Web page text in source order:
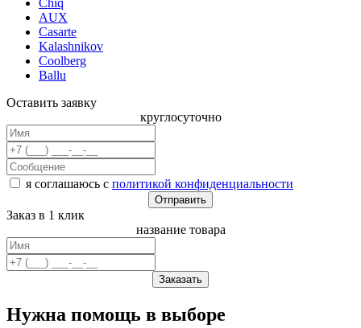
Chiq
AUX
Casarte
Kalashnikov
Coolberg
Ballu
Оставить заявку
круглосуточно
я соглашаюсь с политикой конфиденциальности
Заказ в 1 клик
название товара
Нужна помощь в выборе